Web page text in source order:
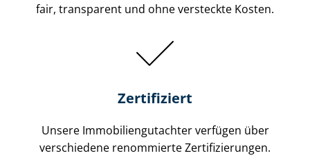
fair, transparent und ohne versteckte Kosten.
Zertifiziert
Unsere Immobilien­gutachter verfügen über
verschiedene renommierte Zer­ti­fi­zie­run­gen.